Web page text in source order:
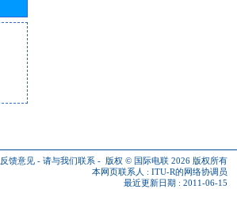
反馈意见 - 请与我们联系 - 版权 © 国际电联 2026 版权所有
本网页联系人 : ITU-R的网络协调员
最近更新日期 : 2011-06-15